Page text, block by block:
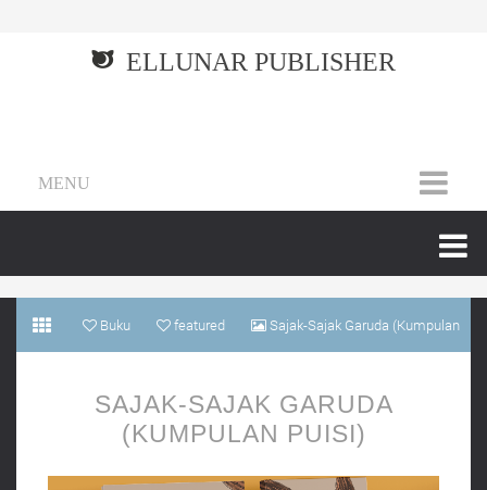
ELLUNAR PUBLISHER
MENU
Buku featured Sajak-Sajak Garuda (Kumpulan
SAJAK-SAJAK GARUDA
(KUMPULAN PUISI)